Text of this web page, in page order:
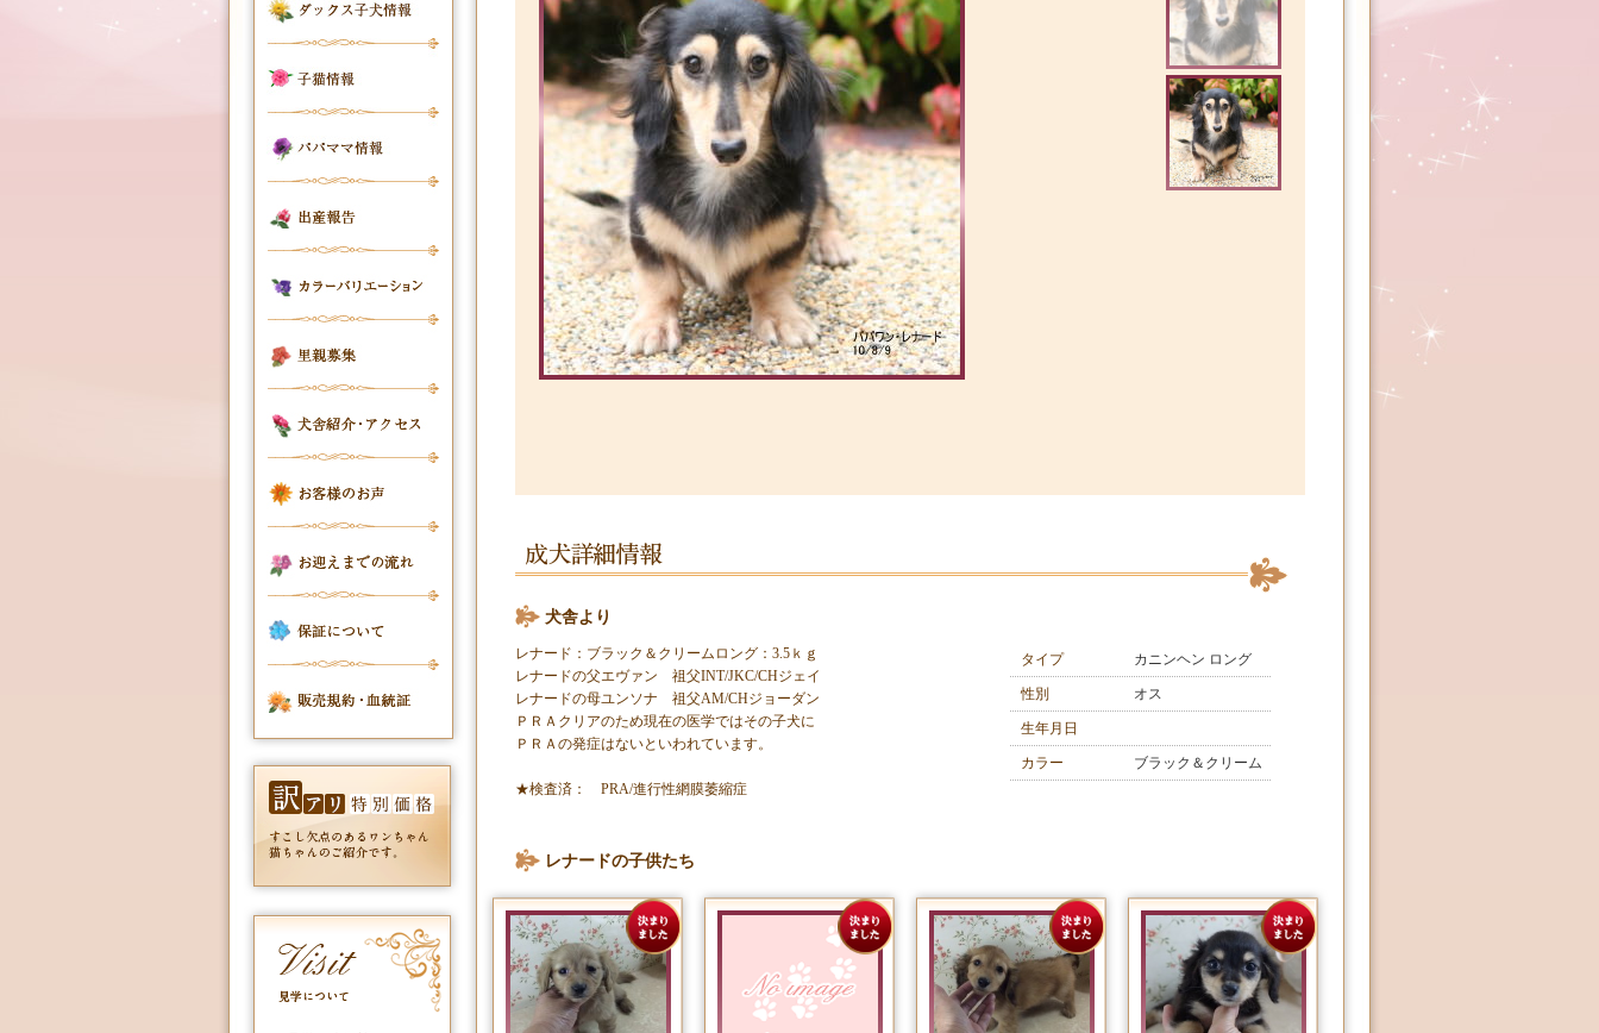
犬舎より
レナード：ブラック＆クリームロング：3.5ｋｇ
レナードの父エヴァン　祖父INT/JKC/CHジェイ
レナードの母ユンソナ　祖父AM/CHジョーダン
ＰＲＡクリアのため現在の医学ではその子犬に
ＰＲＡの発症はないといわれています。
★検査済： PRA/進行性網膜萎縮症
タイプ カニンヘン ロング
性別 オス
生年月日
カラー ブラック＆クリーム
レナードの子供たち